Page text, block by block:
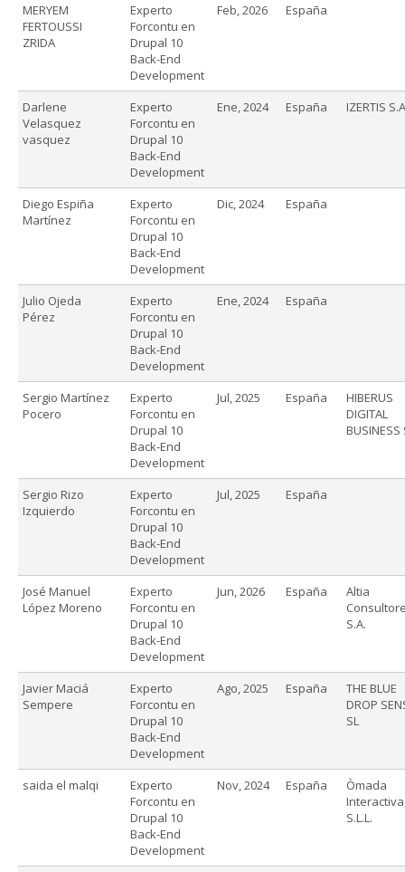
MERYEM
FERTOUSSI
ZRIDA
Experto
Forcontu en
Drupal 10
Back-End
Development
Feb, 2026 España
Darlene
Velasquez
vasquez
Experto
Forcontu en
Drupal 10
Back-End
Development
Ene, 2024 España IZERTIS
Diego Espiña
Martínez
Experto
Forcontu en
Drupal 10
Back-End
Development
Dic, 2024 España
Julio Ojeda
Pérez
Experto
Forcontu en
Drupal 10
Back-End
Development
Ene, 2024 España
Sergio Martínez
Pocero
Experto
Forcontu en
Drupal 10
Back-End
Development
Jul, 2025 España
HIBERUS
DIGITAL
BUSINESS
Sergio Rizo
Izquierdo
Experto
Forcontu en
Drupal 10
Back-End
Development
Jul, 2025 España
José Manuel
López Moreno
Experto
Forcontu en
Drupal 10
Back-End
Development
Jun, 2026 España
Altia
S.A.
Javier Maciá
Sempere
Experto
Forcontu en
Drupal 10
Back-End
Development
Ago, 2025 España
THE BLUE
DROP
SL
saida el malqi
Experto
Forcontu en
Drupal 10
Back-End
Development
Nov, 2024 España
Òmada
S.L.L.